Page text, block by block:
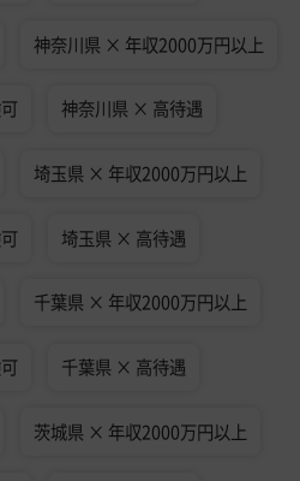
神奈川県 × 年収2000万円以上
神奈川県 × 高待遇
埼玉県 × 年収2000万円以上
埼玉県 × 高待遇
千葉県 × 年収2000万円以上
千葉県 × 高待遇
茨城県 × 年収2000万円以上